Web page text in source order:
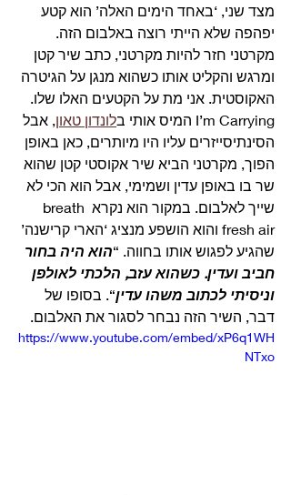
מצד שני, ‘באחד הימים האלה’ הוא קטע
יפהפה שלא הייתי רוצה באלבום הזה.
מקרטני חזר להיות מקרטני, כתב שיר קטן
ומרגש והקליט אותו כשהוא מנגן על הגיטרה
האקוסטית. אני מת על הקטעים האלו שלו.
I’m Carrying המיס אותי ב
לונדון טאון , אבל
הסינתיסייזרים עליו היו מיותרים, כאן באופן
הפוך, מקרטני הביא שיר אקוסטי קטן שהוא
שר בו באופן עדין ושמימי, אבל הוא הכי לא
שייך לאלבום. במקור הוא נקרא breath
fresh air והוא הושפע מנציג ‘הארי קרישנה’
שהגיע לפגוש אותו בחווה. “הוא היה בחור
חביב ועדין. כשהוא עזב, הלכתי לאולפן
וניסיתי לכתוב משהו עדין“. בסופו של
דבר, השיר הזה נבחר לסגור את האלבום.
https://www.youtube.com/embed/xP6q1WH
NTxo